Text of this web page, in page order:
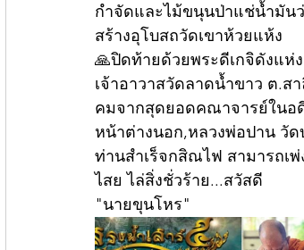
กำจัดและไม้ขนุนป่าแช่น้ำมัน
สร้างอุโบสถวัดเขาห้วยแห้ง
🙏ปิดท้ายด้วยพระดีเกจิดังแ
เจ้าอาวาสวัดลาดน้ำขาว ต.ส
คมจากสุดยอดคณาจารย์ในอ
หน้าต่างนอก,หลวงพ่อปาน วั
ท่านสำเร็จกสิณไฟ สามารถเ
ไสย ไล่สิ่งชั่วร้าย...สวัสดี
"นายขุนโหร"